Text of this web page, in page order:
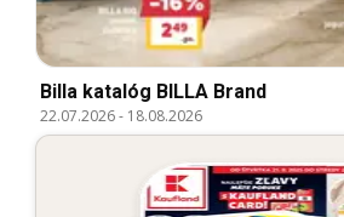
Billa katalóg BILLA Brand
22.07.2026- 18.08.2026